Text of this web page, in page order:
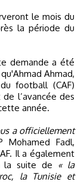
le mois du
la période du
demande a été
Ahmad,
football (CAF)
l’avancée des
année.
a officiellement
Mohamed Fadl,
Il a également
la suite de
« la
la Tunisie et